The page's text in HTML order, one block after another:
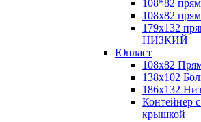
108*82
108х82
179х132
НИЗКИЙ
Юпласт
108х82
138х102
186х132
Контейнер
крышкой